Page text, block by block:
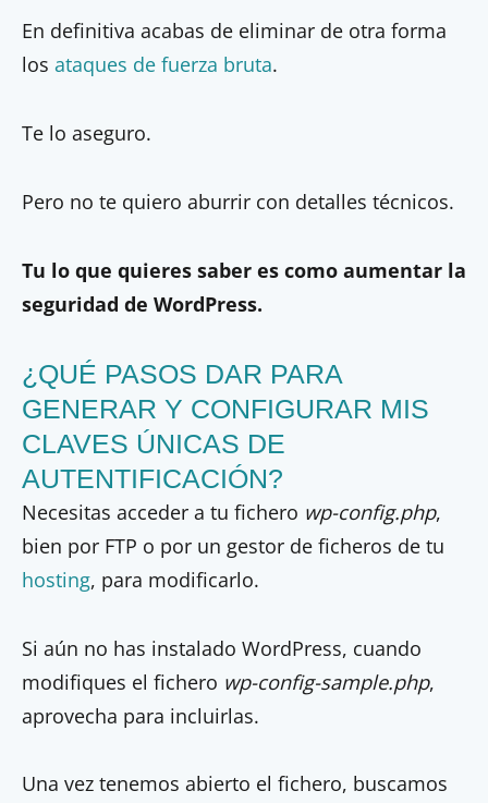
En definitiva acabas de eliminar de otra forma
los ataques de fuerza bruta.
Te lo aseguro.
Pero no te quiero aburrir con detalles técnicos.
Tu lo que quieres saber es como aumentar la
seguridad de WordPress.
¿QUÉ PASOS DAR PARA
GENERAR Y CONFIGURAR MIS
CLAVES ÚNICAS DE
AUTENTIFICACIÓN?
Necesitas acceder a tu fichero wp-config.php,
bien por FTP o por un gestor de ficheros de tu
hosting, para modificarlo.
Si aún no has instalado WordPress, cuando
modifiques el fichero wp-config-sample.php,
aprovecha para incluirlas.
Una vez tenemos abierto el fichero, buscamos